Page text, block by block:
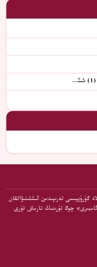
گۇرۇپپىسى تەرىپىدىن ئىشلىنىۋاتقان
چوڭ تۈرىنىڭ تارماق تۈرى